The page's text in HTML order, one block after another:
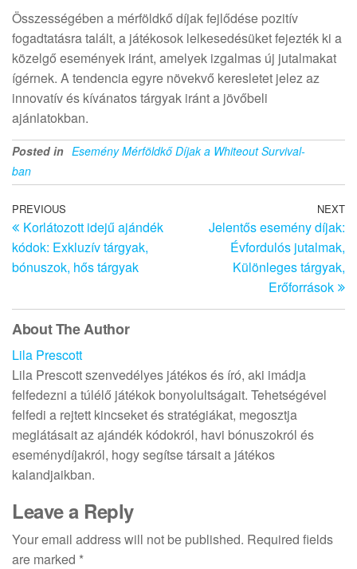
Összességében a mérföldkő díjak fejlődése pozitív
fogadtatásra talált, a játékosok lelkesedésüket fejezték ki a
közelgő események iránt, amelyek izgalmas új jutalmakat
ígérnek. A tendencia egyre növekvő keresletet jelez az
innovatív és kívánatos tárgyak iránt a jövőbeli
ajánlatokban.
Posted in Esemény Mérföldkő Díjak a Whiteout Survival-
ban
Post
navigation
Previous
Post
PREVIOUS
Korlátozott idejű ajándék
kódok: Exkluzív tárgyak,
bónuszok, hős tárgyak
NEXT
Jelentős esemény díjak:
Évfordulós jutalmak,
Különleges tárgyak,
Erőforrások
About The Author
Lila Prescott
Lila Prescott szenvedélyes játékos és író, aki imádja
felfedezni a túlélő játékok bonyolultságait. Tehetségével
felfedi a rejtett kincseket és stratégiákat, megosztja
meglátásait az ajándék kódokról, havi bónuszokról és
eseménydíjakról, hogy segítse társait a játékos
kalandjaikban.
Leave a Reply
Your email address will not be published. Required fields
are marked *